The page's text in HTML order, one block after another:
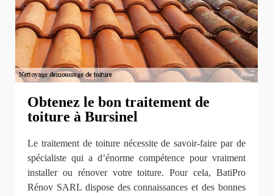
Obtenez le bon traitement de
toiture à Bursinel
Le traitement de toiture nécessite de savoir-faire par de
spécialiste qui a d’énorme compétence pour vraiment
installer ou rénover votre toiture. Pour cela, BatiPro
Rénov SARL dispose des connaissances et des bonnes